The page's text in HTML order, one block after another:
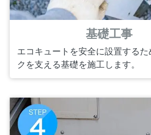
基礎工事
エコキュートを安全に設置する
クを支える基礎を施工します。